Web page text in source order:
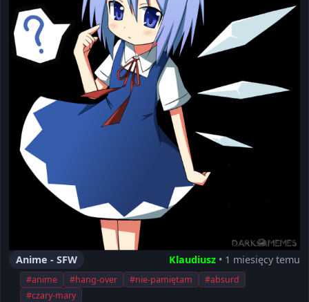
Anime - SFW Klaudiusz • 1 miesięcy temu
#anime #hang-over #nie-pamiętam
#absurd
#czary-mary